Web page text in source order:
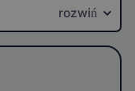
rozwiń